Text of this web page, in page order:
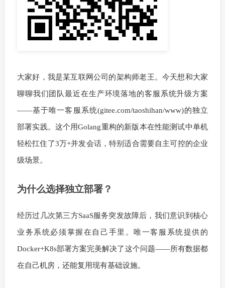
大家好，我是某互联网公司的架构师老王。今天想和大家
聊聊我们团队最近在生产环境落地的客服系统升级方案
——基于唯一客服系统(gitee.com/taoshihan/www)的独立
部署实践。这个用Golang重构的新版本在性能测试中单机
轻松扛住了3万+并发会话，特别适合需要自主可控的企业
级场景。
为什么选择独立部署？
经历过几次第三方SaaS服务突发故障后，我们意识到核心
业务系统必须掌握在自己手里。唯一客服系统提供的
Docker+K8s部署方案完美解决了这个问题——所有数据都
在自己机房，还能复用现有基础设施。